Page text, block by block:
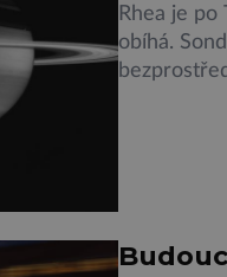
Rhea je
obíhá.